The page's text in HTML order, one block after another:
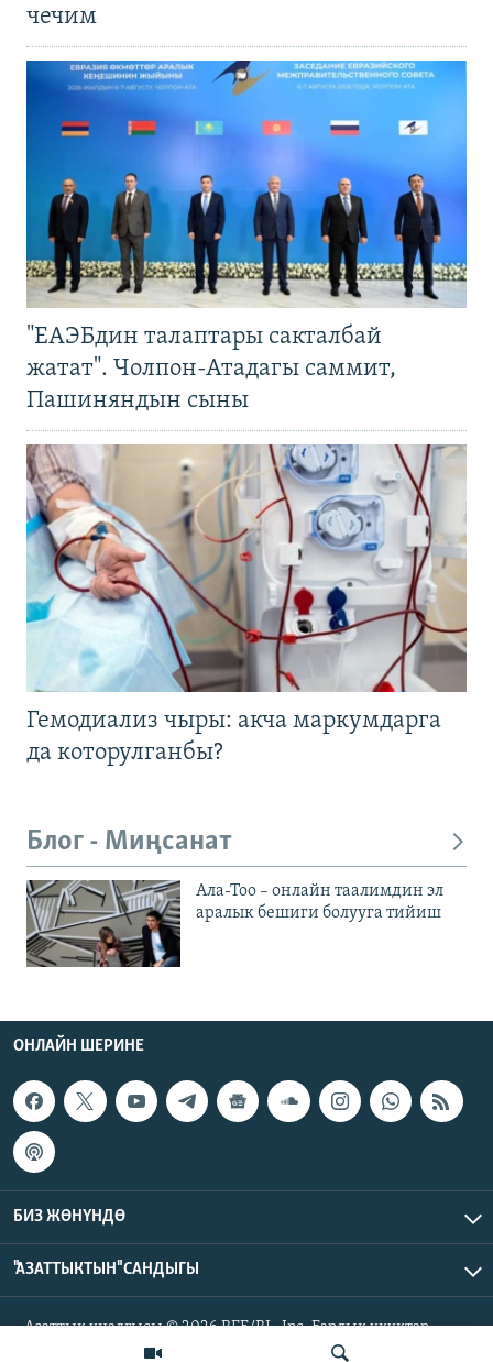
чечим
"ЕАЭБдин талаптары сакталбай
жатат". Чолпон-Атадагы саммит,
Пашиняндын сыны
Гемодиализ чыры: акча маркумдарга
да которулганбы?
Блог - Миңсанат
Ала-Тоо – онлайн таалимдин эл
аралык бешиги болууга тийиш
ОНЛАЙН ШЕРИНЕ
БИЗ ЖӨНҮНДӨ
"АЗАТТЫКТЫН" САНДЫГЫ
Азаттык үналгысы © 2026 RFE/RL, Inc. Бардык укуктар